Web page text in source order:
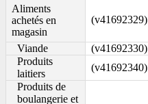
Aliments
achetés en
magasin
(v41692329)
Viande (v41692330)
Produits
laitiers
(v41692340)
Produits de
boulangerie et